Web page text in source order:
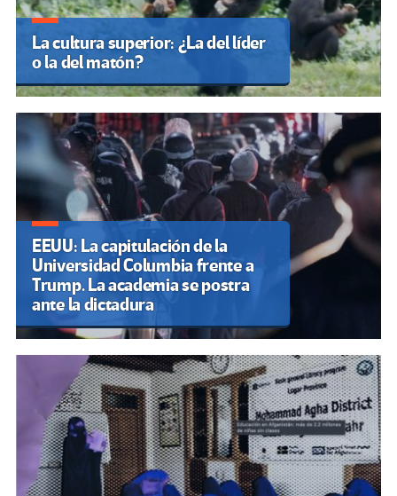
La cultura superior: ¿La del líder
o la del matón?
EEUU: La capitulación de la
Universidad Columbia frente a
Trump. La academia se postra
ante la dictadura